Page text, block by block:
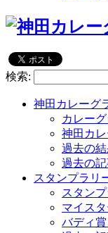
検索:
神田カレーグ
カレー
神田カ
過去の
過去の
スタンプラリ
スタン
マイス
バディ